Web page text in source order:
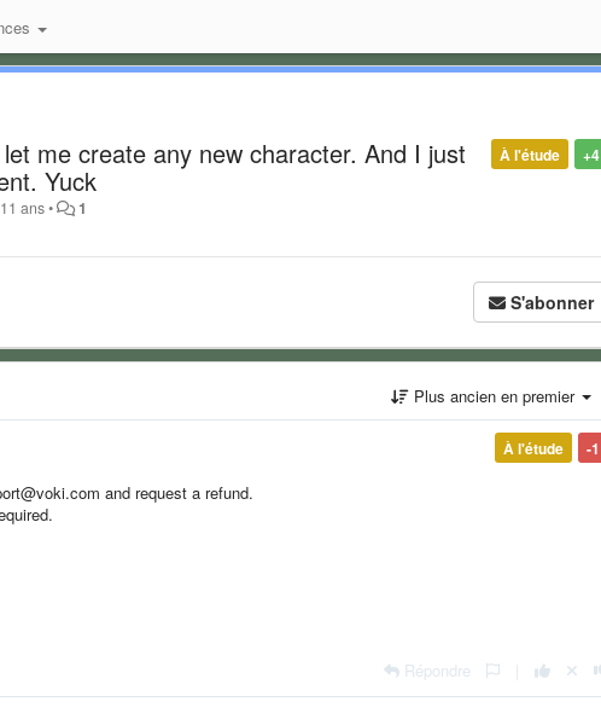
+4
À l'étude
me create any new character. And I just
Yuck
ans• 1
S'abonner
Plus ancien en premier
-1
À l'étude
and request a refund.
Répondre